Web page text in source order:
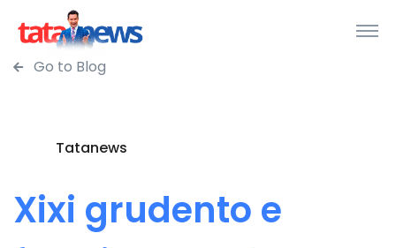
Go to Blog
Tatanews
Xixi grudento e